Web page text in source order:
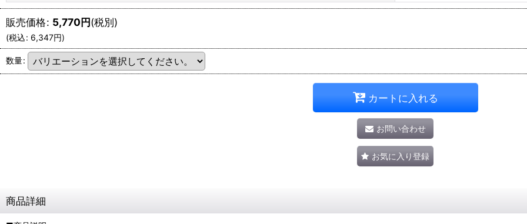
販売価格: 5,770円(税別)
(税込: 6,347円)
数量:
カートに入れる
お問い合わせ
お気に入り登録
商品詳細